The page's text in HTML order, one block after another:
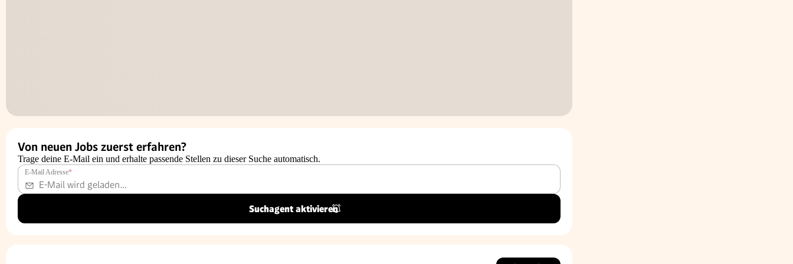
Von neuen Jobs zuerst erfahren?
Trage deine E-Mail ein und erhalte passende Stellen zu dieser Suche automatisch.
E-Mail Adresse*
Suchagent aktivieren